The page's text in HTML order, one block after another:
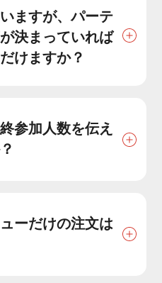
ますが、パーテ
決まっていれば
けますか？
参加人数を伝え
ーだけの注文は